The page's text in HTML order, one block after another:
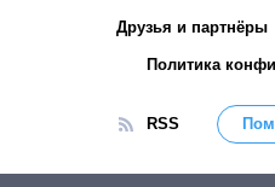
Друзья и партнёры
Политика
RSS